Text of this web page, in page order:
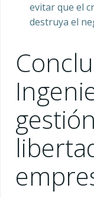
evitar que el
destruya el